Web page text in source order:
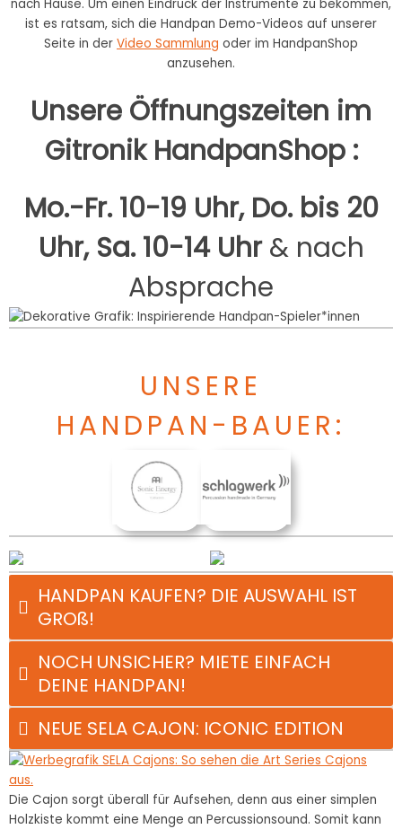
nach Hause. Um einen Eindruck der Instrumente zu bekommen,
ist es ratsam, sich die Handpan Demo-Videos auf unserer
Seite in der Video Sammlung oder im HandpanShop
anzusehen.
Unsere Öffnungszeiten im
Gitronik HandpanShop :
Mo.-Fr. 10-19 Uhr, Do. bis 20
Uhr, Sa. 10-14 Uhr& nach
Absprache
UNSERE
HANDPAN-BAUER:
HANDPAN KAUFEN? DIE AUSWAHL IST
GROß!
NOCH UNSICHER? MIETE EINFACH
DEINE HANDPAN!
NEUE SELA CAJON: ICONIC EDITION
Die Cajon sorgt überall für Aufsehen, denn aus einer simplen
Holzkiste kommt eine Menge an Percussionsound. Somit kann